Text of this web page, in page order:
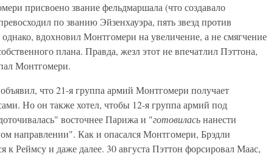
присвоено звание фельдмаршала (что создавало
по званию Эйзенхауэра, пять звезд против
вдохновил Монтгомери на увеличение, а не смягчение
плана. Правда, жезл этот не впечатлил Пэттона,
Монтгомери.
что 21-я группа армий Монтгомери получает
Но он также хотел, чтобы 12-я группа армий под
восточнее Парижа и "готовиласьнанести
направлении". Как и опасался Монтгомери, Брэдли
к Реймсу и даже далее. 30 августа Пэттон форсировал Маас,